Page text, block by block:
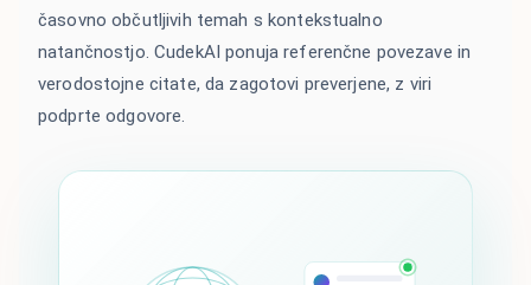
časovno občutljivih temah s kontekstualno
natančnostjo. CudekAI ponuja referenčne povezave in
verodostojne citate, da zagotovi preverjene, z viri
podprte odgovore.